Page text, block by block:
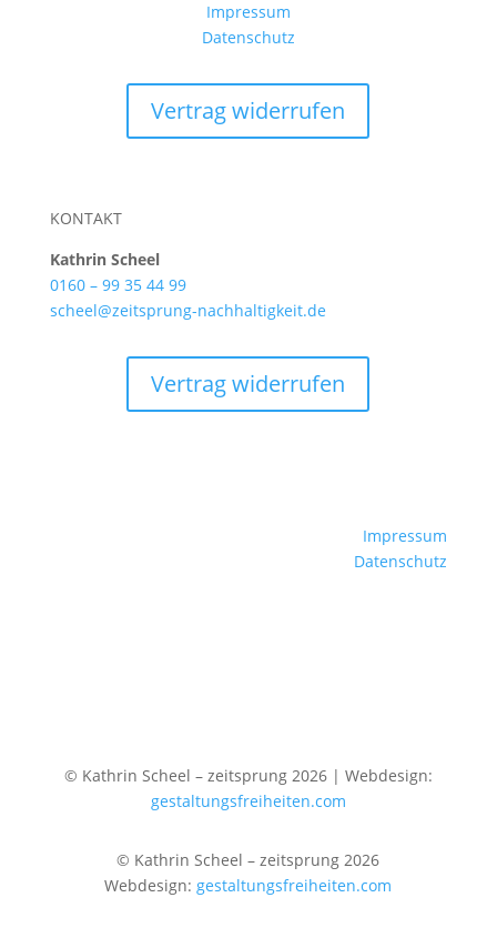
Impressum
Datenschutz
Vertrag widerrufen
KONTAKT
Kathrin Scheel
0160 – 99 35 44 99
scheel@zeitsprung-nachhaltigkeit.de
Vertrag widerrufen
Impressum
Datenschutz
© Kathrin Scheel – zeitsprung 2026 | Webdesign:
gestaltungsfreiheiten.com
© Kathrin Scheel – zeitsprung 2026
Webdesign:gestaltungsfreiheiten.com